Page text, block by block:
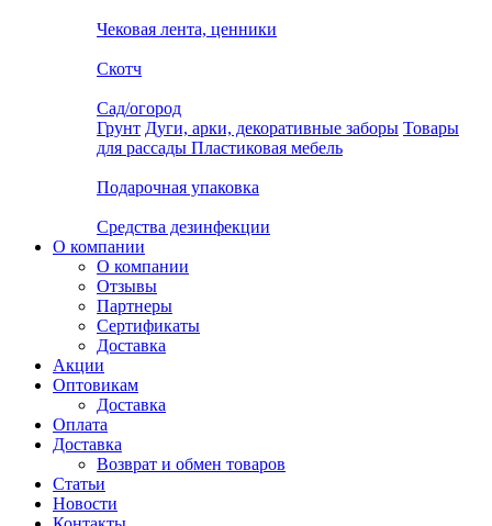
Чековая лента, ценники
Скотч
Сад/огород
Грунт Дуги, арки, декоративные заборы Товары
для рассады Пластиковая мебель
Подарочная упаковка
Средства дезинфекции
О компании
О компании
Отзывы
Партнеры
Сертификаты
Доставка
Акции
Оптовикам
Доставка
Оплата
Доставка
Возврат и обмен товаров
Статьи
Новости